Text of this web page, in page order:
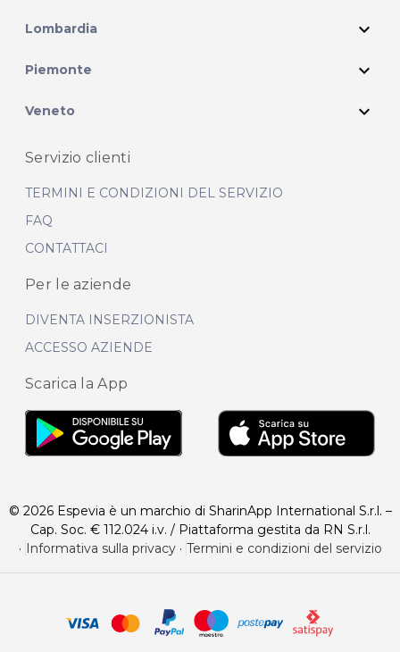
Lombardia expand_more
Piemonte expand_more
Veneto expand_more
Servizio clienti
TERMINI E CONDIZIONI DEL SERVIZIO
FAQ
CONTATTACI
Per le aziende
DIVENTA INSERZIONISTA
ACCESSO AZIENDE
Scarica la App
© 2026 Espevia è un marchio di SharinApp International S.r.l. –
Cap. Soc. € 112.024 i.v. / Piattaforma gestita da RN S.r.l.
· Informativa sulla privacy· Termini e condizioni del servizio